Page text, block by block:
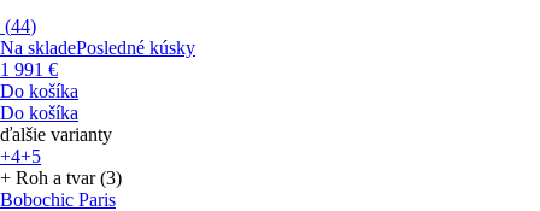
(44)
Na skladePosledné kúsky
1 991 €
Do košíka
Do košíka
ďalšie varianty
+4+5
+ Roh a tvar (3)
Bobochic Paris